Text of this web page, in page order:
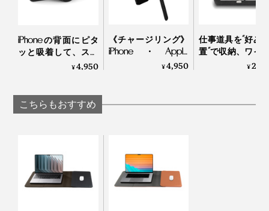
iPhoneの背面にピタ
ッと吸着して、スマ
ホスタンドにもなる
ー」
¥4,950
《チャージリング》
iPhone・Apple
Watch・AirPodsのワ
¥4,950
仕事道具を“好み
置”で収納、ワイ
ス充電台つきの
¥
こちらもおすすめ